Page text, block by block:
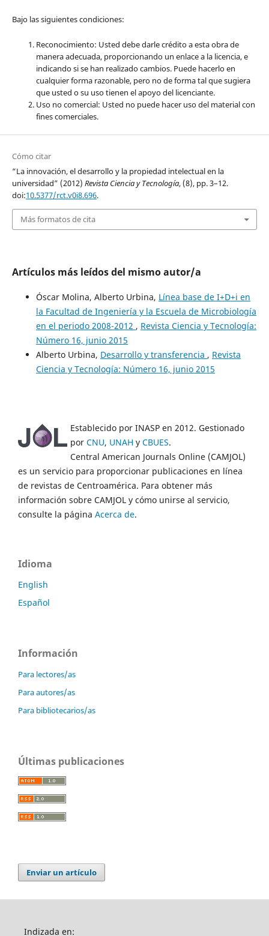
Bajo las siguientes condiciones:
Reconocimiento: Usted debe darle crédito a esta obra de
manera adecuada, proporcionando un enlace a la licencia, e
indicando si se han realizado cambios. Puede hacerlo en
cualquier forma razonable, pero no de forma tal que sugiera
que usted o su uso tienen el apoyo del licenciante.
Uso no comercial: Usted no puede hacer uso del material con
fines comerciales.
Cómo citar
“La innovación, el desarrollo y la propiedad intelectual en la
universidad” (2012) Revista Ciencia y Tecnología, (8), pp. 3–12.
doi:10.5377/rct.v0i8.696.
Más formatos de cita
Artículos más leídos del mismo autor/a
Óscar Molina, Alberto Urbina, Línea base de I+D+i en
la Facultad de Ingeniería y la Escuela de Microbiología
en el periodo 2008-2012 , Revista Ciencia y Tecnología:
Número 16, junio 2015
Alberto Urbina, Desarrollo y transferencia , Revista
Ciencia y Tecnología: Número 16, junio 2015
Establecido por INASP en 2012. Gestionado
por CNU, UNAH y CBUES.
Central American Journals Online (CAMJOL)
es un servicio para proporcionar publicaciones en línea
de revistas de Centroamérica. Para obtener más
información sobre CAMJOL y cómo unirse al servicio,
consulte la página Acerca de.
Idioma
English
Español
Información
Para lectores/as
Para autores/as
Para bibliotecarios/as
Últimas publicaciones
Enviar un artículo
Indizada en: